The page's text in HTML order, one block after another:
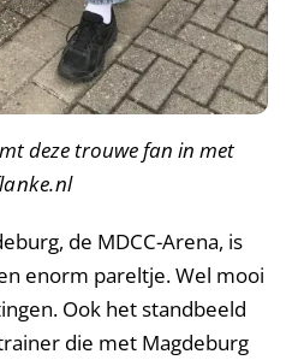
deze trouwe fan in met
de MDCC-Arena, is
enorm pareltje. Wel mooi
Ook het standbeeld
die met Magdeburg